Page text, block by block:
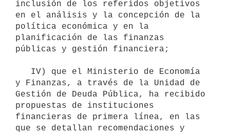
inclusión de los referidos objetivos
en el análisis y la concepción de la
política económica y en la
planificación de las finanzas
públicas y gestión financiera;
y Finanzas, a través de la Unidad de
Gestión de Deuda Pública, ha recibido
propuestas de instituciones
financieras de primera línea, en las
que se detallan recomendaciones y